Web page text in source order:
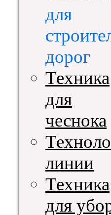
для
дорог
Техника
для
чеснока
линии
Техника
для